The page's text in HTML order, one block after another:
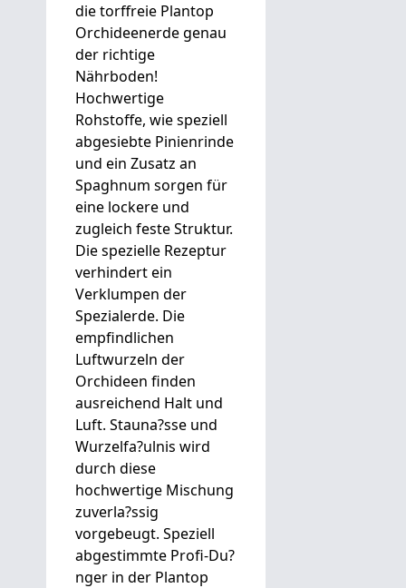
die torffreie Plantop
Orchideenerde genau
der richtige
Nährboden!
Hochwertige
Rohstoffe, wie speziell
abgesiebte Pinienrinde
und ein Zusatz an
Spaghnum sorgen für
eine lockere und
zugleich feste Struktur.
Die spezielle Rezeptur
verhindert ein
Verklumpen der
Spezialerde. Die
empfindlichen
Luftwurzeln der
Orchideen finden
ausreichend Halt und
Luft. Stauna?sse und
Wurzelfa?ulnis wird
durch diese
hochwertige Mischung
zuverla?ssig
vorgebeugt. Speziell
abgestimmte Profi-Du?
nger in der Plantop